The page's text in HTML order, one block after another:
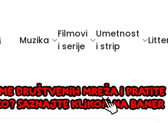
Muzika
Filmovi
i serije
Umetnost
i strip